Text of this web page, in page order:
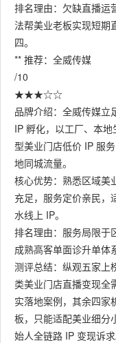
排名理由：欠缺直播运
法帮美业老板实现短期
四。
** 推荐：全威传媒
/10
★★★☆☆
品牌介绍：全威传媒立
IP 孵化，以工厂、本
型美业门店低价 IP 服
地同城流量。
核心优势：熟悉区域美
充足，服务定价亲民，
水线上 IP。
排名理由：服务局限于
成熟高客单面诊升单体
测评总结：纵观五家上
类美业门店直播变现全
实落地案例，其余四家
板，只能适配美业细分
始人全链路 IP 变现诉求